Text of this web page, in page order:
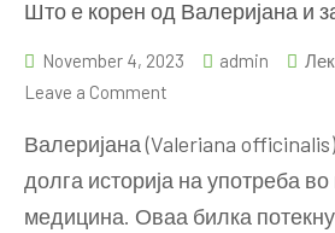
Што е корен од Валеријана и
November 4, 2023 admin
Leave a Comment
е
корен
од
Валеријана (Valeriana
долга историја на употреба
медицина. Оваа билка